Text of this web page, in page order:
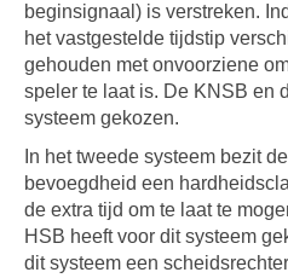
beginsignaal) is verstreken.
het vastgestelde tijdstip
gehouden met onvoorziene
speler te laat is. De KNSB en
systeem gekozen.
In het tweede systeem bezit
bevoegdheid een
de extra tijd om te laat te
HSB heeft voor dit systeem
dit systeem een